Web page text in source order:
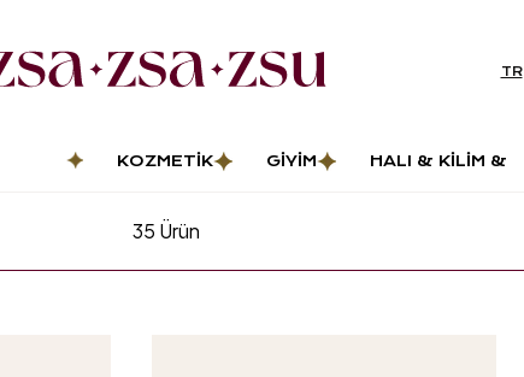
TR
KOZMETIK GIYIM
HALI & KILIM &
35 Ürün